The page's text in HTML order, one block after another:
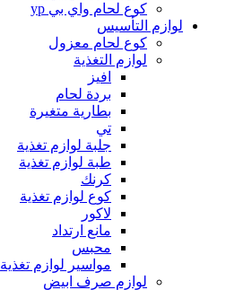
كوع لحام واي بي yp
لوازم التأسيس
كوع لحام معزول
لوازم التغذية
افيز
بردة لحام
بطارية متغيرة
تي
جلبة لوازم تغذية
طبة لوازم تغذية
كرنك
كوع لوازم تغذية
لاكور
مانع ارتداد
محبس
مواسير لوازم تغذية
لوازم صرف ابيض